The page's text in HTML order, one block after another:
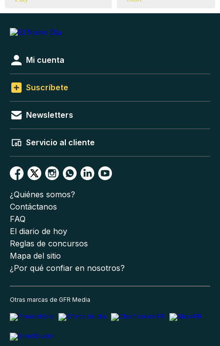
Mi cuenta
Suscríbete
Newsletters
Servicio al cliente
¿Quiénes somos?
Contáctanos
FAQ
El diario de hoy
Reglas de concursos
Mapa del sitio
¿Por qué confiar en nosotros?
Otras marcas de GFR Media